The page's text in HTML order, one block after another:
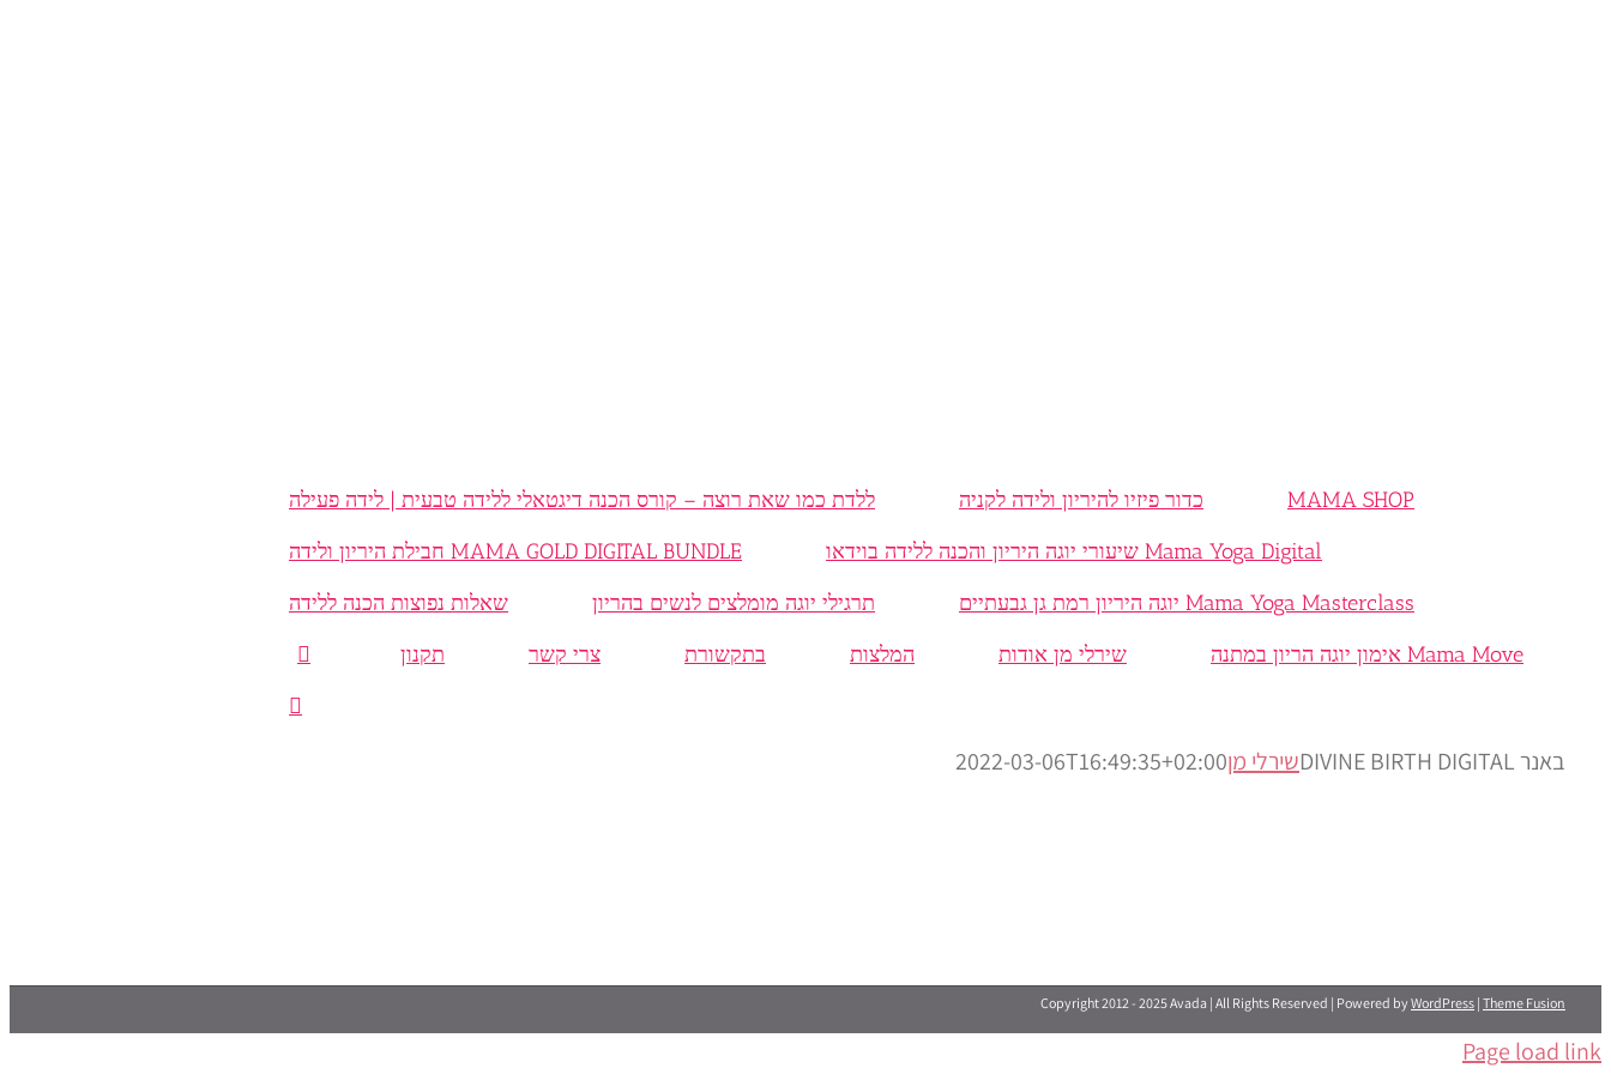
MAMA SHOP כדור פיזיו להיריון ולידה לקניה
ללדת כמו שאת רוצה – קורס הכנה דיגטאלי ללידה טבעית | לידה פעילה
Mama Yoga Digital שיעורי יוגה היריון והכנה ללידה בוידאו
MAMA GOLD DIGITAL BUNDLE חבילת היריון ולידה
Mama Yoga Masterclass יוגה היריון רמת גן גבעתיים
תרגילי יוגה מומלצים לנשים בהריון
שאלות נפוצות הכנה ללידה
Mama Move אימון יוגה הריון במתנה
שירלי מן אודות המלצות בתקשורת צרי קשר תקנון
באנר DIVINE BIRTH DIGITAL שירלי מן2022-03-06T16:49:35+02:00
Copyright 2012 - 2025 Avada | All Rights Reserved | Powered byWordPress | Theme Fusion
Page load link